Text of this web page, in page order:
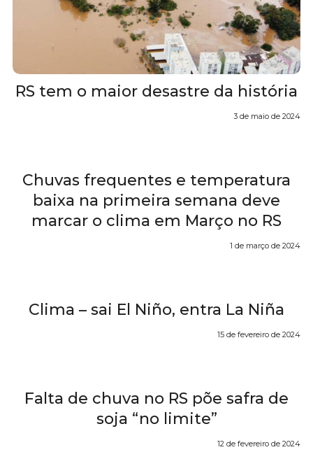
RS tem o maior desastre da história
3 de maio de 2024
Chuvas frequentes e temperatura
baixa na primeira semana deve
marcar o clima em Março no RS
1 de março de 2024
Clima – sai El Niño, entra La Niña
15 de fevereiro de 2024
Falta de chuva no RS põe safra de
soja “no limite”
12 de fevereiro de 2024